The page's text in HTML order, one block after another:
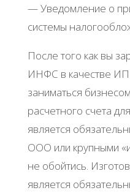
— Уведомление о
системы
После того как вы
ИНФС в качестве
заниматься
расчетного счета
является
ООО или крупными
не обойтись.
является